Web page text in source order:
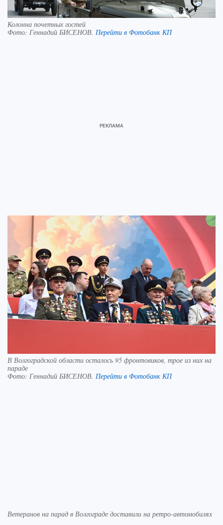
Колонна почетных гостей
Фото: Геннадий БИСЕНОВ. Перейти в Фотобанк КП
В Волгоградской области осталось 95 фронтовиков, трое из них на
параде
Фото: Геннадий БИСЕНОВ. Перейти в Фотобанк КП
Ветеранов на парад в Волгограде доставили на ретро-автомобилях